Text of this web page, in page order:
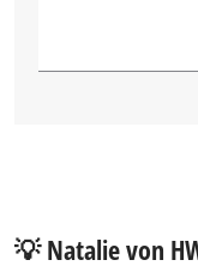
💡 Natalie von